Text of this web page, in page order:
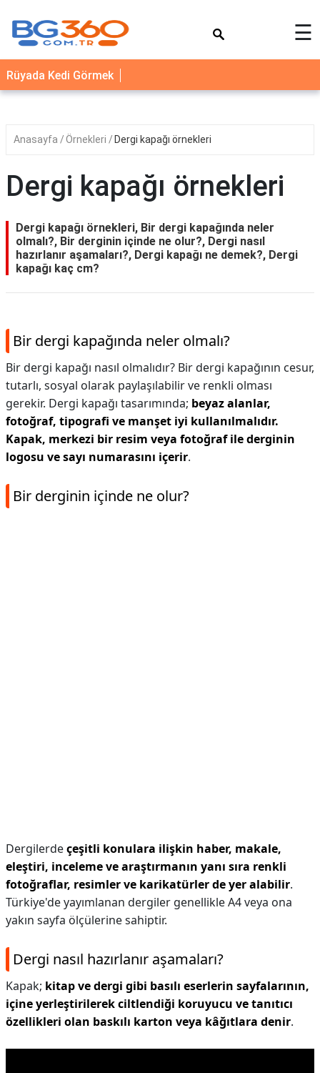
YEMEK
TARİFLERİ
SAĞLIK
☰
Rüyada Kedi Görmek
Anasayfa Örnekleri Dergi kapağı örnekleri
Dergi kapağı örnekleri
Dergi kapağı örnekleri, Bir dergi kapağında neler
olmalı?, Bir derginin içinde ne olur?, Dergi nasıl
hazırlanır aşamaları?, Dergi kapağı ne demek?, Dergi
kapağı kaç cm?
Bir dergi kapağında neler olmalı?
Bir dergi kapağı nasıl olmalıdır? Bir dergi kapağının cesur,
tutarlı, sosyal olarak paylaşılabilir ve renkli olması
gerekir. Dergi kapağı tasarımında; beyaz alanlar,
fotoğraf, tipografi ve manşet iyi kullanılmalıdır.
Kapak, merkezi bir resim veya fotoğraf ile derginin
logosu ve sayı numarasını içerir.
Bir derginin içinde ne olur?
Dergilerdeçeşitli konulara ilişkin haber, makale,
eleştiri, inceleme ve araştırmanın yanı sıra renkli
fotoğraflar, resimler ve karikatürler de yer alabilir.
Türkiye'de yayımlanan dergiler genellikle A4 veya ona
yakın sayfa ölçülerine sahiptir.
Dergi nasıl hazırlanır aşamaları?
Kapak; kitap ve dergi gibi basılı eserlerin sayfalarının,
içine yerleştirilerek ciltlendiği koruyucu ve tanıtıcı
özellikleri olan baskılı karton veya kâğıtlara denir.